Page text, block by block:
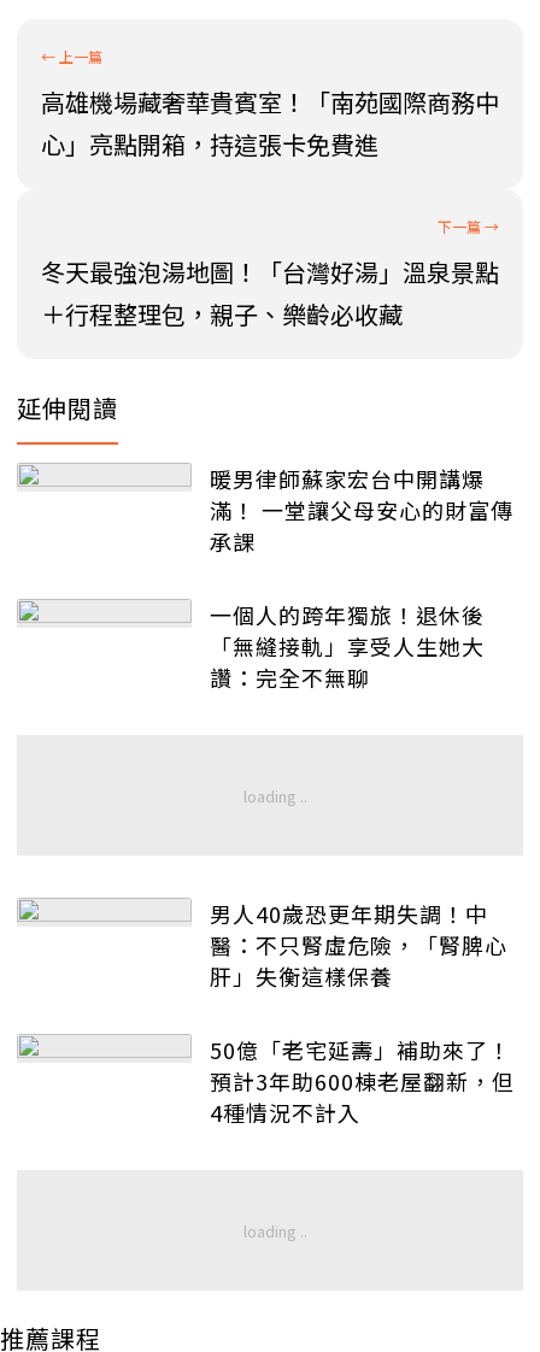
高雄機場藏奢華貴賓室！「南苑國際商務中
心」亮點開箱，持這張卡免費進
冬天最強泡湯地圖！「台灣好湯」溫泉景點
＋行程整理包，親子、樂齡必收藏
延伸閱讀
暖男律師蘇家宏台中開講爆
滿！ 一堂讓父母安心的財富傳
承課
一個人的跨年獨旅！退休後
「無縫接軌」享受人生她大
讚：完全不無聊
男人40歲恐更年期失調！中
醫：不只腎虛危險，「腎脾心
肝」失衡這樣保養
50億「老宅延壽」補助來了！
預計3年助600棟老屋翻新，但
4種情況不計入
推薦課程